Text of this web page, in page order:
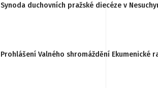
Synoda duchovních pražské diecéze v
Prohlášení Valného shromáždění